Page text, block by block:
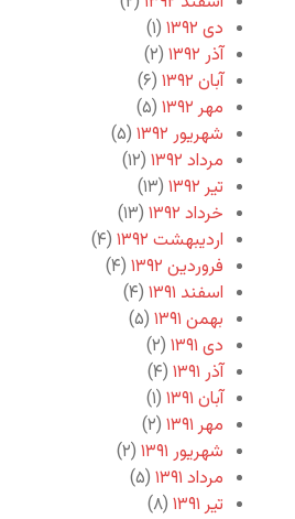
دی ۱۳۹۲
(۱)
آذر ۱۳۹۲
(۲)
آبان ۱۳۹۲
(۶)
مهر ۱۳۹۲
(۵)
شهریور ۱۳۹۲
(۵)
مرداد ۱۳۹۲
(۱۲)
تیر ۱۳۹۲
(۱۳)
خرداد ۱۳۹۲
(۱۳)
اردیبهشت ۱۳۹۲
(۴)
فروردین ۱۳۹۲
(۴)
اسفند ۱۳۹۱
(۴)
بهمن ۱۳۹۱
(۵)
دی ۱۳۹۱
(۲)
آذر ۱۳۹۱
(۴)
آبان ۱۳۹۱
(۱)
مهر ۱۳۹۱
(۲)
شهریور ۱۳۹۱
(۲)
مرداد ۱۳۹۱
(۵)
تیر ۱۳۹۱
(۸)